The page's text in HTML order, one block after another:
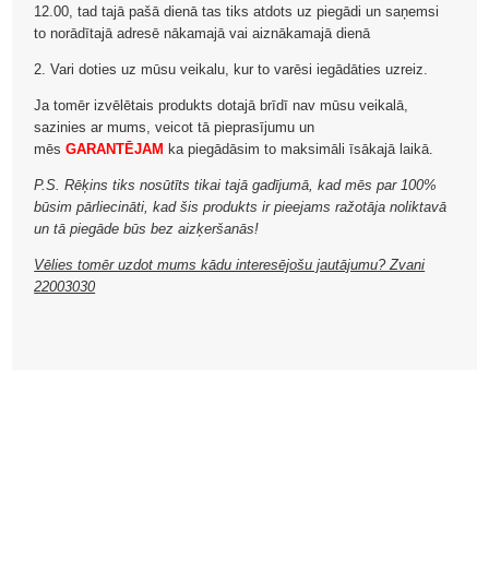
12.00, tad tajā pašā dienā tas tiks atdots uz piegādi un saņemsi
to norādītajā adresē nākamajā vai aiznākamajā dienā
2. Vari doties uz mūsu veikalu, kur to varēsi iegādāties uzreiz.
Ja tomēr izvēlētais produkts dotajā brīdī nav mūsu veikalā,
sazinies ar mums, veicot tā pieprasījumu un
mēsGARANTĒJAM ka piegādāsim to maksimāli īsākajā laikā.
P.S. Rēķins tiks nosūtīts tikai tajā gadījumā, kad mēs par 100%
būsim pārliecināti, kad šis produkts ir pieejams ražotāja noliktavā
un tā piegāde būs bez aizķeršanās!
Vēlies tomēr uzdot mums kādu interesējošu jautājumu? Zvani
22003030